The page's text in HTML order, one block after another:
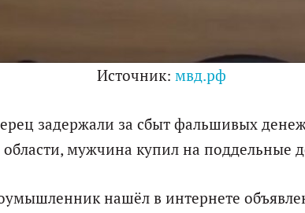
Источник:мвд.рф
задержали за сбыт фальшивых
мужчина купил на поддельные
нашёл в интернете